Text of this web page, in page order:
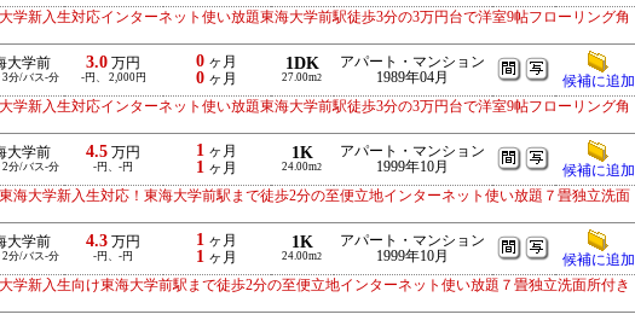
新入生対応インターネット使い放題東海大学前駅徒歩3分の3万円台で洋室9帖フローリング角
大学前
3分/バス-分
3.0 万円
-円、 2,000円
0 ヶ月
0 ヶ月
1DK
27.00m2
アパート・マンション
1989年04月
候補に追加
新入生対応インターネット使い放題東海大学前駅徒歩3分の3万円台で洋室9帖フローリング角
大学前
2分/バス-分
4.5 万円
-円、-円
1 ヶ月
1 ヶ月
1K
24.00m2
アパート・マンション
1999年10月
候補に追加
海大学新入生対応！東海大学前駅まで徒歩2分の至便立地インターネット使い放題７畳独立洗面
大学前
2分/バス-分
4.3 万円
-円、-円
1 ヶ月
1 ヶ月
1K
24.00m2
アパート・マンション
1999年10月
候補に追加
新入生向け東海大学前駅まで徒歩2分の至便立地インターネット使い放題７畳独立洗面所付き